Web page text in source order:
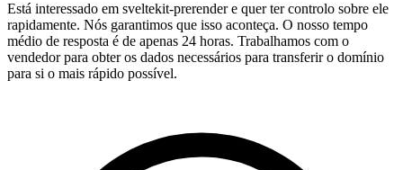
Está interessado em sveltekit-prerender e quer ter controlo sobre ele
rapidamente. Nós garantimos que isso aconteça. O nosso tempo
médio de resposta é de apenas 24 horas. Trabalhamos com o
vendedor para obter os dados necessários para transferir o domínio
para si o mais rápido possível.